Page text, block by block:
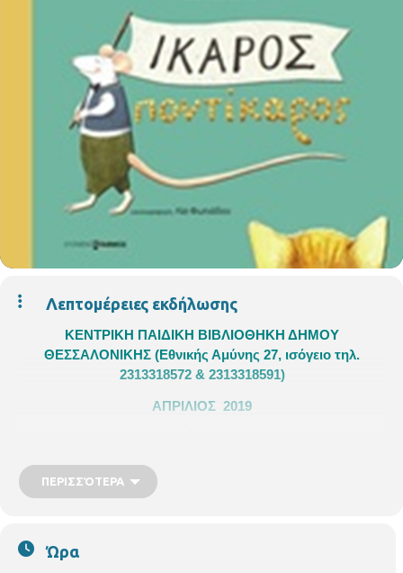
Λεπτομέρειες εκδήλωσης
ΚΕΝΤΡΙΚΗ ΠΑΙΔΙΚΗ ΒΙΒΛΙΟΘΗΚΗ ΔΗΜΟΥ
ΘΕΣΣΑΛΟΝΙΚΗΣ (Εθνικής Αμύνης 27, ισόγειο τηλ.
2313318572 & 2313318591)
ΑΠΡΙΛΙΟΣ 2019
Παιδικού Βιβλίου (2 Απριλίου – ημέρα γενεθλίων του Χανς
Κρίστιαν Άντερσεν) η συγγραφέας
ποντικών προσπαθεί να απαλλαγεί από τον φοβερό της εχθρό, τη
ΠΕΡΙΣΣΌΤΕΡΑ
Ώρα